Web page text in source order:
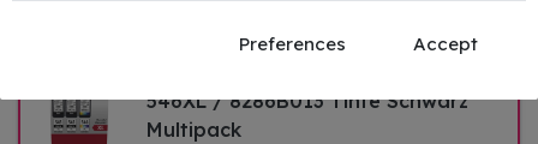
546XL / 8286B013 Tinte Schwarz
Multipack
Preferences Accept